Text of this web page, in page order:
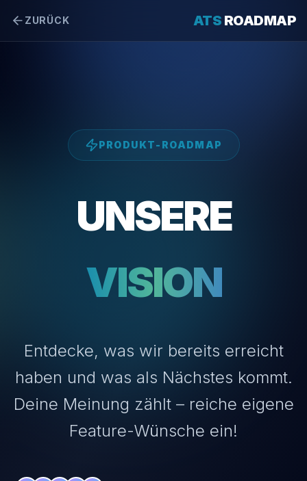
ZURÜCK ATS ROADMAP
PRODUKT-ROADMAP
UNSERE
VISION
Entdecke, was wir bereits erreicht
haben und was als Nächstes kommt.
Deine Meinung zählt – reiche eigene
Feature-Wünsche ein!